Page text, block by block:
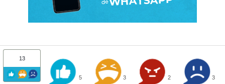
13
5 3 2 3